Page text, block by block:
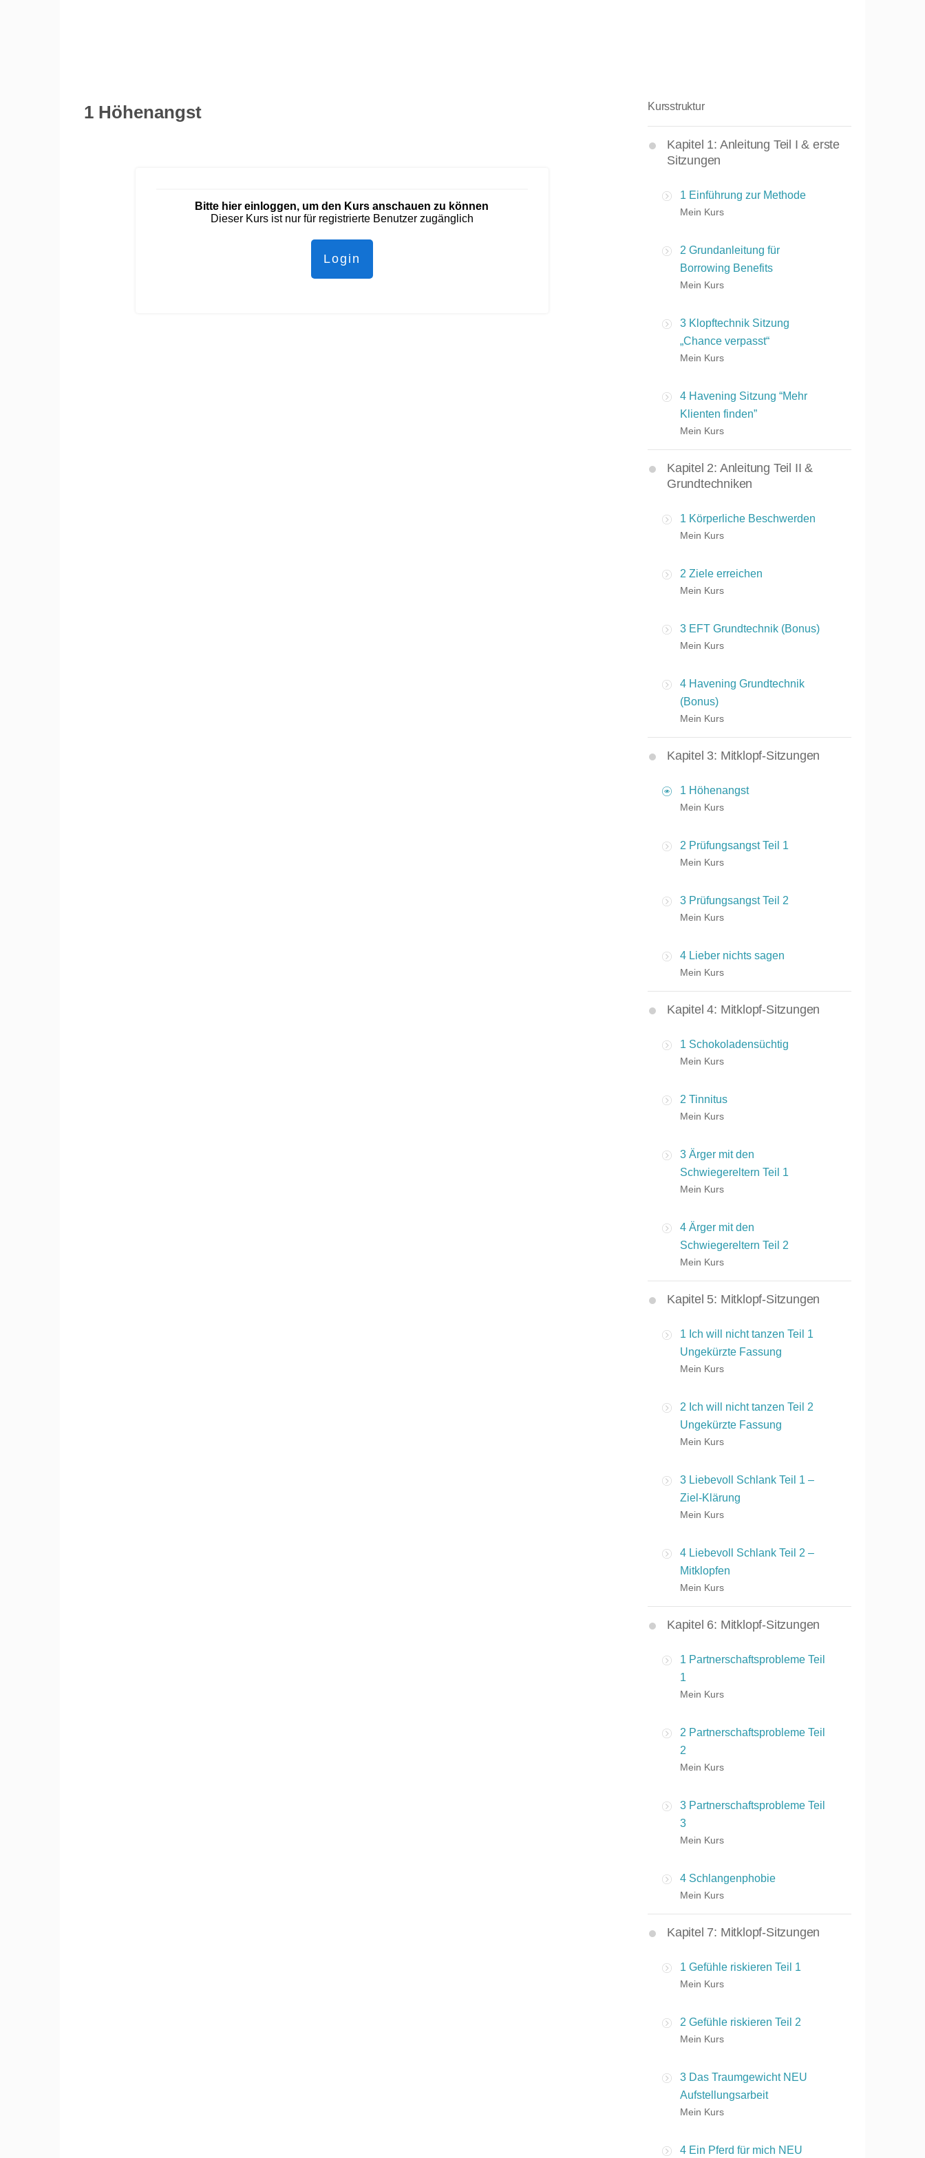
1 Höhenangst
Bitte hier einloggen, um den Kurs anschauen zu können
Dieser Kurs ist nur für registrierte Benutzer zugänglich
Login
Kursstruktur
Kapitel 1: Anleitung Teil I & erste
Sitzungen
1 Einführung zur Methode
Mein Kurs
2 Grundanleitung für
Borrowing Benefits
Mein Kurs
3 Klopftechnik Sitzung
„Chance verpasst“
Mein Kurs
4 Havening Sitzung “Mehr
Klienten finden”
Mein Kurs
Kapitel 2: Anleitung Teil II &
Grundtechniken
1 Körperliche Beschwerden
Mein Kurs
2 Ziele erreichen
Mein Kurs
3 EFT Grundtechnik (Bonus)
Mein Kurs
4 Havening Grundtechnik
(Bonus)
Mein Kurs
Kapitel 3: Mitklopf-Sitzungen
1 Höhenangst
Mein Kurs
2 Prüfungsangst Teil 1
Mein Kurs
3 Prüfungsangst Teil 2
Mein Kurs
4 Lieber nichts sagen
Mein Kurs
Kapitel 4: Mitklopf-Sitzungen
1 Schokoladensüchtig
Mein Kurs
2 Tinnitus
Mein Kurs
3 Ärger mit den
Schwiegereltern Teil 1
Mein Kurs
4 Ärger mit den
Schwiegereltern Teil 2
Mein Kurs
Kapitel 5: Mitklopf-Sitzungen
1 Ich will nicht tanzen Teil 1
Ungekürzte Fassung
Mein Kurs
2 Ich will nicht tanzen Teil 2
Ungekürzte Fassung
Mein Kurs
3 Liebevoll Schlank Teil 1 –
Ziel-Klärung
Mein Kurs
4 Liebevoll Schlank Teil 2 –
Mitklopfen
Mein Kurs
Kapitel 6: Mitklopf-Sitzungen
1 Partnerschaftsprobleme Teil
1
Mein Kurs
2 Partnerschaftsprobleme Teil
2
Mein Kurs
3 Partnerschaftsprobleme Teil
3
Mein Kurs
4 Schlangenphobie
Mein Kurs
Kapitel 7: Mitklopf-Sitzungen
1 Gefühle riskieren Teil 1
Mein Kurs
2 Gefühle riskieren Teil 2
Mein Kurs
3 Das Traumgewicht NEU
Aufstellungsarbeit
Mein Kurs
4 Ein Pferd für mich NEU